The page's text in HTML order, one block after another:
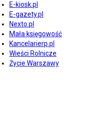
E-kiosk.pl
E-gazety.pl
Nexto.pl
Mała księgowość
Kancelarierp.pl
Wieści Rolnicze
Życie Warszawy